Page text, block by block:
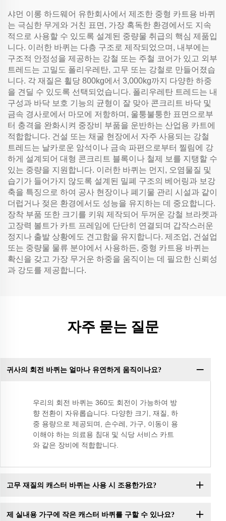
샤먼 이롱 하드웨어 유한회사에서 제조한 중형 카트용 바퀴
는 극심한 무게와 거친 표면, 가장 혹독한 환경에서도 지속
적으로 사용할 수 있도록 설계된 중량물 취급의 핵심 제품입
니다. 이러한 바퀴는 다층 구조로 제작되었으며, 내부에는
구조적 안정성을 제공하는 강철 또는 주철 코어가 있고 외부
트레드는 고밀도 폴리우레탄, 고무 또는 강철로 만들어졌습
니다. 각 재질은 휠당 800kg에서 3,000kg까지 다양한 하중
을 견딜 수 있도록 선택되었습니다. 폴리우레탄 트레드는 내
구성과 바닥 보호 기능의 균형이 잘 맞아 콘크리트 바닥 및
금속 경사로에서 마모에 저항하며, 울퉁불퉁한 표면으로부
터 충격을 완화시켜 중장비 부품을 운반하는 산업용 카트에
적합합니다. 건설 또는 채굴 현장에서 자주 사용되는 강철
트레드는 날카로운 암석이나 금속 파편으로부터 찔림에 강
하게 설계되어 대형 콘크리트 블록이나 철제 보를 지탱할 수
있는 중량을 지원합니다. 이러한 바퀴는 먼지, 오염물질 및
습기가 들어가지 않도록 설계된 밀폐 구조의 베어링과 보강
축을 특징으로 하여 공사 현장이나 폐기물 관리 시설과 같이
더럽거나 젖은 환경에서도 성능을 유지하는 데 중요합니다.
장착 부품 또한 크기를 키워 제작되어 두꺼운 강철 브라켓과
고장력 볼트가 카트 프레임에 단단히 연결되며 갑작스러운
정지나 출발 상황에도 견고함을 유지합니다. 제조업, 건설업
또는 중량물 물류 분야에서 사용하든, 중형 카트용 바퀴는
확신을 갖고 가장 무거운 하중을 움직이는 데 필요한 신뢰성
과 강도를 제공합니다.
자주 묻는 질문
귀사의 회전 바퀴는 얼마나 유연하게 움직이나요?
우리의 회전 바퀴는 360도 회전이 가능하여 방
향 전환이 자유롭습니다. 다양한 크기, 재질, 하
중 용량으로 제공되며, 손수레, 가구, 이동이 용
이해야 하는 의료용 침대 및 식당 서비스 카트
와 같은 장비에 적합합니다.
고무 재질의 캐스터 바퀴는 사용 시 조용한가요?
제 실내용 가구에 작은 캐스터 바퀴를 구할 수 있나요?